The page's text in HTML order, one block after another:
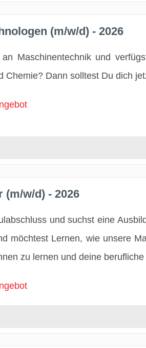
(m/w/d) - 2026
Maschinentechnik und
Chemie? Dann solltest Du dich
w/d) - 2026
und suchst eine
möchtest Lernen, wie unsere
zu lernen und deine